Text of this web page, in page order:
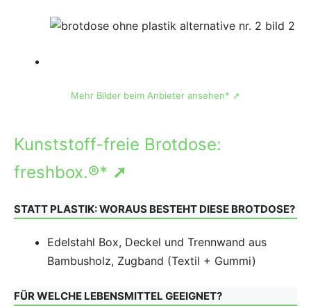
Mehr Bilder beim Anbieter ansehen* ➚
Kunststoff-freie Brotdose:
freshbox.®* ➚
STATT PLASTIK: WORAUS BESTEHT DIESE BROTDOSE?
Edelstahl Box, Deckel und Trennwand aus
Bambusholz, Zugband (Textil + Gummi)
FÜR WELCHE LEBENSMITTEL GEEIGNET?